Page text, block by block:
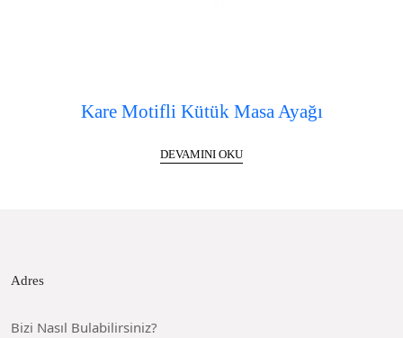
Kare Motifli Kütük Masa Ayağı
DEVAMINI OKU
Adres
Bizi Nasıl Bulabilirsiniz?